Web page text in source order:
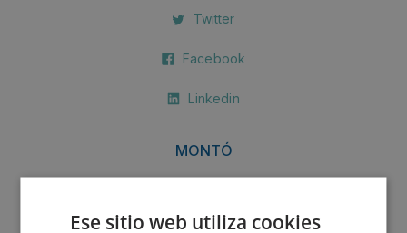
Twitter
Facebook
Linkedin
MONTÓ
Ese sitio web utiliza cookies